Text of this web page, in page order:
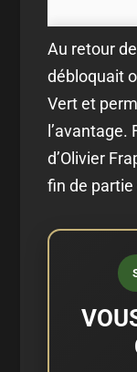
Au retour
débloquait
Vert et
l’avantage.
d’Olivier
fin de